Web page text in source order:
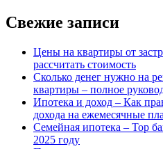
Свежие записи
Цены на квартиры от
рассчитать стоимость
Сколько денег нужно на
квартиры – полное
Ипотека и доход – Как
дохода на ежемесячные
Семейная ипотека – Top
2025 году